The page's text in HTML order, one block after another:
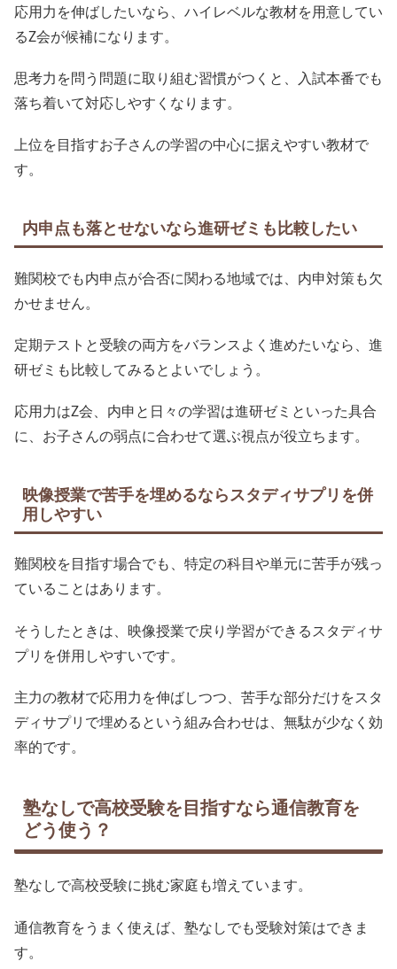
応用力を伸ばしたいなら、ハイレベルな教材を用意してい
るZ会が候補になります。
思考力を問う問題に取り組む習慣がつくと、入試本番でも
落ち着いて対応しやすくなります。
上位を目指すお子さんの学習の中心に据えやすい教材で
す。
内申点も落とせないなら進研ゼミも比較したい
難関校でも内申点が合否に関わる地域では、内申対策も欠
かせません。
定期テストと受験の両方をバランスよく進めたいなら、進
研ゼミも比較してみるとよいでしょう。
応用力はZ会、内申と日々の学習は進研ゼミといった具合
に、お子さんの弱点に合わせて選ぶ視点が役立ちます。
映像授業で苦手を埋めるならスタディサプリを併
用しやすい
難関校を目指す場合でも、特定の科目や単元に苦手が残っ
ていることはあります。
そうしたときは、映像授業で戻り学習ができるスタディサ
プリを併用しやすいです。
主力の教材で応用力を伸ばしつつ、苦手な部分だけをスタ
ディサプリで埋めるという組み合わせは、無駄が少なく効
率的です。
塾なしで高校受験を目指すなら通信教育を
どう使う？
塾なしで高校受験に挑む家庭も増えています。
通信教育をうまく使えば、塾なしでも受験対策はできま
す。